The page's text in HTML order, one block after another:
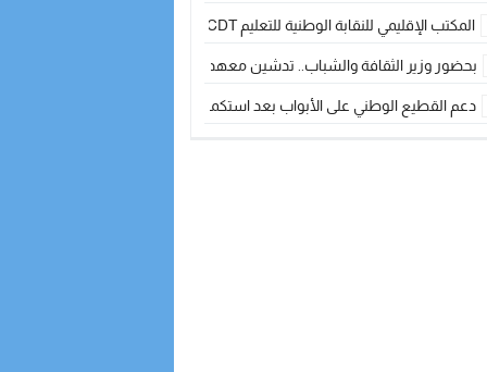
المكتب الإقليمي للنقابة الوطنية للتعليم CDT يجتمع مع المدير الإقليمي لمناقشة ملفات جوهرية لنساء ورجال التعليم
بحضور وزير الثقافة والشباب.. تدشين معهد الموسيقى والفنون الكوريغرافية بالداخلة
دعم القطيع الوطني على الأبواب بعد استكمال الترقيم… الفلاحة المغربية